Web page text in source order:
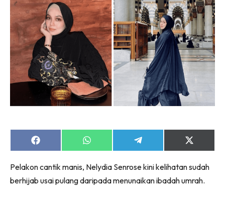
Share
on
Share
on
Share
on
Share
on
(Twitter)
Pelakon cantik manis, Nelydia Senrose kini kelihatan sudah
berhijab usai pulang daripada menunaikan ibadah umrah.